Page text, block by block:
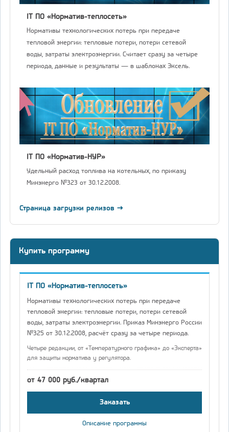
IT ПО «Норматив-теплосеть»
Нормативы технологических потерь при передаче
тепловой энергии: тепловые потери, потери сетевой
воды, затраты электроэнергии. Считает сразу за четыре
периода, данные и результаты — в шаблонах Эксель.
IT ПО «Норматив-НУР»
Удельный расход топлива на котельных, по приказу
Минэнерго №323 от 30.12.2008.
Страница загрузки релизов →
Купить программу
IT ПО «Норматив-теплосеть»
Нормативы технологических потерь при передаче
тепловой энергии: тепловые потери, потери сетевой
воды, затраты электроэнергии. Приказ Минэнерго России
№325 от 30.12.2008, расчёт сразу за четыре периода.
Четыре редакции, от «Температурного графика» до «Эксперта»
для защиты норматива у регулятора.
от 47 000 руб./квартал
Заказать
Описание программы